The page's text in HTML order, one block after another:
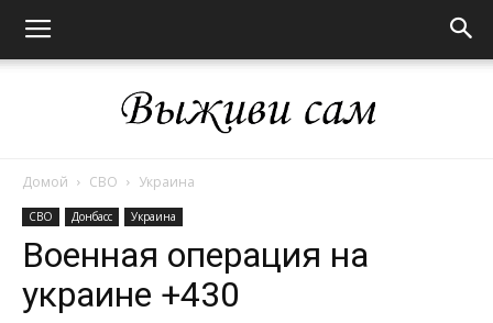
Домой СВО Украина
СВО Донбасс Украина
Военная операция на
украине +430